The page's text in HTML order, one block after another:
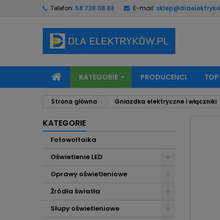
Telefon: 58 728 08 88 E-mail:
KATEGORIE PRODUCENCI
Strona główna Gniazdka elektryczne i włączniki
KATEGORIE
Fotowoltaika
Oświetlenie LED
Oprawy oświetleniowe
Źródła światła
Słupy oświetleniowe